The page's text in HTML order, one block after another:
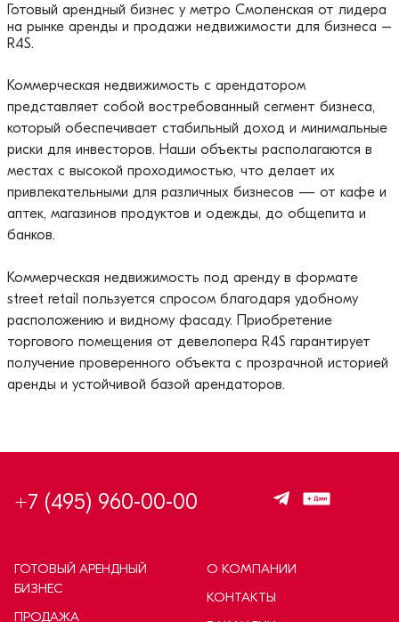
Готовый арендный бизнес у метро Смоленская от лидера
на рынке аренды и продажи недвижимости для бизнеса –
R4S.
Коммерческая недвижимость с арендатором
представляет собой востребованный сегмент бизнеса,
который обеспечивает стабильный доход и минимальные
риски для инвесторов. Наши объекты располагаются в
местах с высокой проходимостью, что делает их
привлекательными для различных бизнесов — от кафе и
аптек, магазинов продуктов и одежды, до общепита и
банков.
Коммерческая недвижимость под аренду в формате
street retail пользуется спросом благодаря удобному
расположению и видному фасаду. Приобретение
торгового помещения от девелопера R4S гарантирует
получение проверенного объекта с прозрачной историей
аренды и устойчивой базой арендаторов.
+7 (495) 960-00-00
ГОТОВЫЙ АРЕНДНЫЙ
БИЗНЕС
ПРОДАЖА
О КОМПАНИИ
КОНТАКТЫ